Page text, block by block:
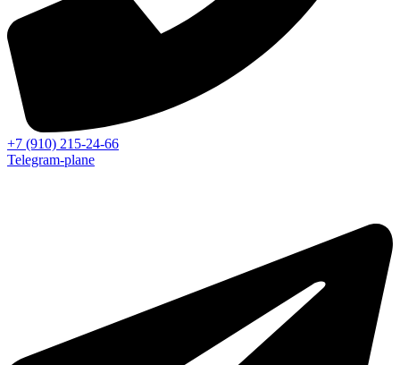
+7 (910) 215-24-66
Telegram-plane